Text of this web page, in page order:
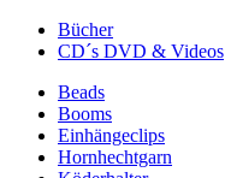
Bücher
CD´s DVD & Videos
Beads
Booms
Einhängeclips
Hornhechtgarn